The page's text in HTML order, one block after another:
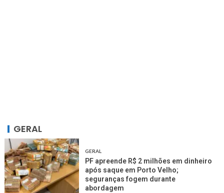
GERAL
GERAL
PF apreende R$ 2 milhões em dinheiro
após saque em Porto Velho;
seguranças fogem durante
abordagem